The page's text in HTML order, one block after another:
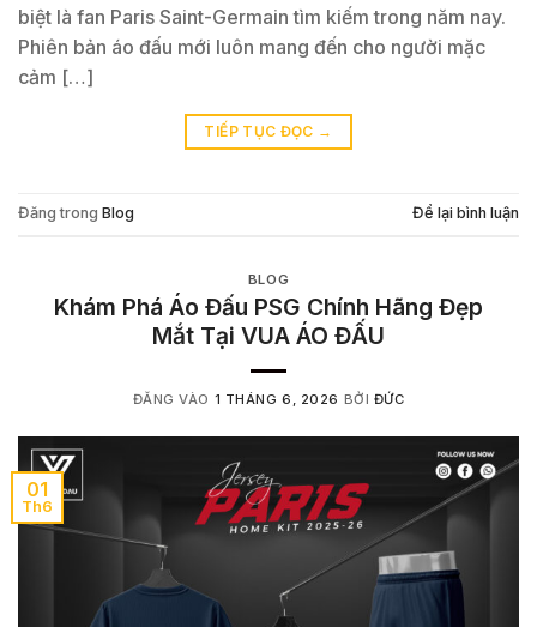
biệt là fan Paris Saint-Germain tìm kiếm trong năm nay.
Phiên bản áo đấu mới luôn mang đến cho người mặc
cảm […]
TIẾP TỤC ĐỌC →
Đăng trong Blog Để lại bình luận
BLOG
Khám Phá Áo Đấu PSG Chính Hãng Đẹp
Mắt Tại VUA ÁO ĐẤU
ĐĂNG VÀO 1 THÁNG 6, 2026 BỞI ĐỨC
01
Th6